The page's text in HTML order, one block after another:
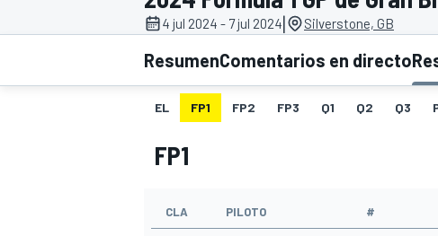
INDYCAR WRC
4 jul 2024 - 7 jul 2024| Silverstone, GB
ResumenComentarios en directo
EL FP1 FP2 FP3 Q1 Q2 Q3
FP1
CLA PILOTO #